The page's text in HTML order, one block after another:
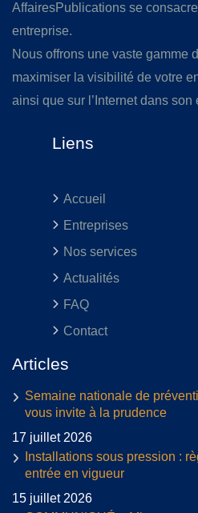
AffairesPublications se
entreprise.
Nous offrons une vaste gamme
maximiser la visibilité de votre
ainsi que sur l’Internet dans son
Liens
Accueil
Entreprises
Nos services
Actualités
FAQ
Contact
Articles
Semaine nationale de
vous invite à la prudence
17 juillet 2026
Installations sous pression :
entrée en vigueur
15 juillet 2026